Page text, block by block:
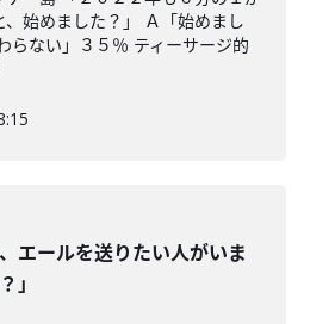
始めました？」 Ａ「始めまし
らない」３５％ ティーサージ的
、エールを送りたい人がいま
」